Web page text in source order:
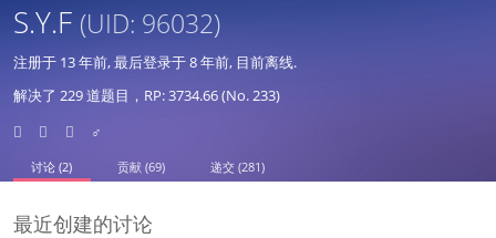
S.Y.F (UID: 96032)
注册于 13 年前, 最后登录于8 年前, 目前离线.
解决了 229 道题目，RP: 3734.66 (No. 233)
♂
讨论 (2) 贡献 (69) 递交 (281)
最近创建的讨论